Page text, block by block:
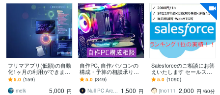
フリマアプリ(低額)の自動
化1ヶ月の利用ができます
メルケンツールアカウン
ト無制限で利用可能です
(低額ver)
5.0 (159)
melk
5,000 円
自作PC, 自作パソコンの
構成・予算の相談承りま
す あなた専用の最適パー
ツ構成を提案します！
5.0 (349)
1,500 円
Salesforceのご相談にお答
えいたします セールスフ
ォース歴10年超(導入/開発
責任者&運用責任者）
5.0 (1090)
jino111 2,000 円 /60分